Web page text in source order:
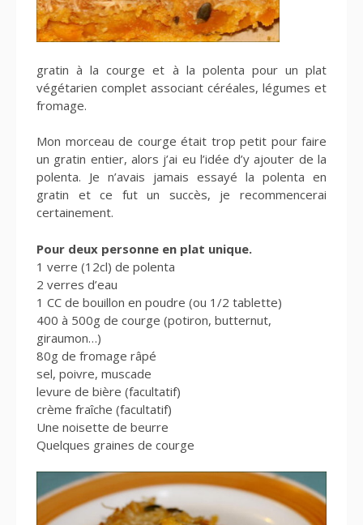
gratin à la courge et à la polenta pour un plat
végétarien complet associant céréales, légumes et
fromage.
Mon morceau de courge était trop petit pour faire
un gratin entier, alors j’ai eu l’idée d’y ajouter de la
polenta. Je n’avais jamais essayé la polenta en
gratin et ce fut un succès, je recommencerai
certainement.
Pour deux personne en plat unique.
1 verre (12cl) de polenta
2 verres d’eau
1 CC de bouillon en poudre (ou 1/2 tablette)
400 à 500g de courge (potiron, butternut,
giraumon…)
80g de fromage râpé
sel, poivre, muscade
levure de bière (facultatif)
crème fraîche (facultatif)
Une noisette de beurre
Quelques graines de courge